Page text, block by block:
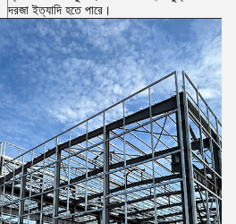
দরজা ইত্যাদি হতে পারে।